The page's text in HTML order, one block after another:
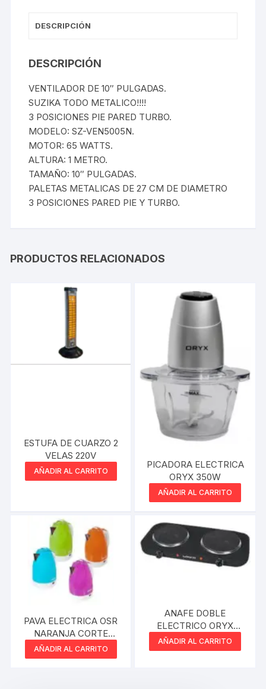
DESCRIPCIÓN
DESCRIPCIÓN
VENTILADOR DE 10″ PULGADAS.
SUZIKA TODO METALICO!!!!
3 POSICIONES PIE PARED TURBO.
MODELO: SZ-VEN5005N.
MOTOR: 65 WATTS.
ALTURA: 1 METRO.
TAMAÑO: 10″ PULGADAS.
PALETAS METALICAS DE 27 CM DE DIAMETRO
3 POSICIONES PARED PIE Y TURBO.
PRODUCTOS RELACIONADOS
ESTUFA DE CUARZO 2
VELAS 220V
AÑADIR AL CARRITO
PICADORA ELECTRICA
ORYX 350W
AÑADIR AL CARRITO
PAVA ELECTRICA OSR
NARANJA CORTE
HERVIR
AÑADIR AL CARRITO
ANAFE DOBLE
ELECTRICO ORYX
NEGRO 200W
AÑADIR AL CARRITO